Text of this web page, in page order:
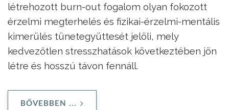
létrehozott burn-out fogalom olyan fokozott
érzelmi megterhelés és fizikai-érzelmi-mentális
kimerülés tünetegyüttesét jelöli, mely
kedvezőtlen stresszhatások következtében jön
létre és hosszú távon fennáll.
BŐVEBBEN ...